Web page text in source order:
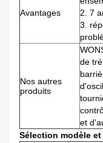
Avantages
2. 7
3.
Nos autres
produits
de
et
Sélection modèle